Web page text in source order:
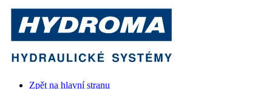
Zpět na hlavní stranu